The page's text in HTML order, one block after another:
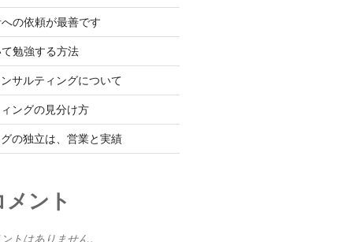
の依頼が最善です
勉強する方法
サルティングについて
ングの見分け方
の独立は、営業と実績
ント
トはありません。